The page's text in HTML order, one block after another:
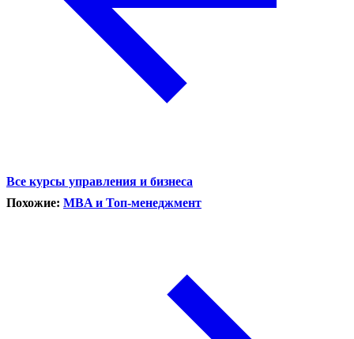
Все курсы управления и бизнеса
Похожие: MBA и Топ-менеджмент